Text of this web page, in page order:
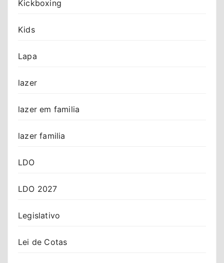
Kickboxing
Kids
Lapa
lazer
lazer em familia
lazer familia
LDO
LDO 2027
Legislativo
Lei de Cotas